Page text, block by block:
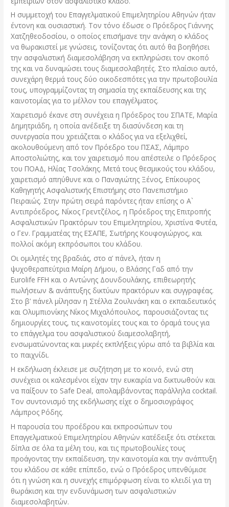
Η συμμετοχή του Επαγγελματικού Επιμελητηρίου Αθηνών ήταν
έντονη και ουσιαστική. Τον τόνο έδωσε ο Πρόεδρος Γιάννης
Χατζηθεοδοσίου, ο οποίος επισήμανε την ανάγκη ο κλάδος
να θωρακιστεί με γνώσεις, τονίζοντας ότι αυτό θα βοηθήσει
την ασφαλιστική διαμεσολάβηση να εκπληρώσει τον σκοπό
της και να δυναμώσει τους διαμεσολαβητές. Στο πλαίσιο αυτό,
συνεχάρη θερμά τους δύο οικοδεσπότες για την πρωτοβουλία
τους, υπογραμμίζοντας τη σημασία της εκπαίδευσης και της
καινοτομίας για το μέλλον του επαγγέλματος.
Χαιρετισμό έκανε στη συνέχεια η Πρόεδρος του ΣΠΑΤΕ, Μαρία
Δημητριάδη, η οποία ανέδειξε τη διασύνδεση και τη
συνεργασία που χρειάζεται ο κλάδος για να εξελιχθεί,
ακολουθούμενη από τον Πρόεδρο του ΠΣΑΣ, Λάμπρο
Αποστολιώτης, και τον χαιρετισμό που απέστειλε ο Πρόεδρος
του ΠΟΑΔ, Ηλίας Τσολάκης. Μετά τους θεσμικούς του κλάδου,
χαιρετισμό απηύθυνε και ο Παναγιώτης Ξένος, Επίκουρος
Καθηγητής Ασφαλιστικής Επιστήμης στο Πανεπιστήμιο
Πειραιώς. Στην πρώτη σειρά παρόντες ήταν επίσης ο Α`
Αντιπρόεδρος, Νίκος Γρεντζέλος, η Πρόεδρος της Επιτροπής
Ασφαλιστικών Πρακτόρων του Επιμελητηρίου, Χριστίνα Φυτέα,
ο Γεν. Γραμματέας της ΕΣΑΠΕ, Σωτήρης Κουφογιώργος, και
πολλοί ακόμη εκπρόσωποι του κλάδου.
Οι ομιλητές της βραδιάς, στο α’ πάνελ, ήταν η
ψυχοθεραπεύτρια Μαίρη Δήμου, ο Βλάσης Γαδ από την
Eurolife FFH και ο Αντώνης Δουνδουλάκης, επιθεωρητής
πωλήσεων & ανάπτυξης δικτύων πρακτόρων και συγγραφέας.
Στο β’ πάνελ μίλησαν η Στέλλα Ζουλινάκη και ο εκπαιδευτικός
και Ολυμπιονίκης Νίκος Μιχαλόπουλος, παρουσιάζοντας τις
δημιουργίες τους, τις καινοτομίες τους και το όραμά τους για
το επάγγελμα του ασφαλιστικού διαμεσολαβητή,
ενσωματώνοντας και μικρές εκπλήξεις γύρω από τα βιβλία και
το παιχνίδι.
Η εκδήλωση έκλεισε με συζήτηση με το κοινό, ενώ στη
συνέχεια οι καλεσμένοι είχαν την ευκαιρία να δικτυωθούν και
να παίξουν το Safe Deal, απολαμβάνοντας παράλληλα cocktail.
Τον συντονισμό της εκδήλωσης είχε ο δημοσιογράφος
Λάμπρος Ρόδης.
Η παρουσία του προέδρου και εκπροσώπων του
Επαγγελματικού Επιμελητηρίου Αθηνών κατέδειξε ότι στέκεται
δίπλα σε όλα τα μέλη του, και τις πρωτοβουλίες τους
προάγοντας την εκπαίδευση, την καινοτομία και την ανάπτυξη
του κλάδου σε κάθε επίπεδο, ενώ ο Πρόεδρος υπενθύμισε
ότι η γνώση και η συνεχής επιμόρφωση είναι το κλειδί για τη
θωράκιση και την ενδυνάμωση των ασφαλιστικών
διαμεσολαβητών.